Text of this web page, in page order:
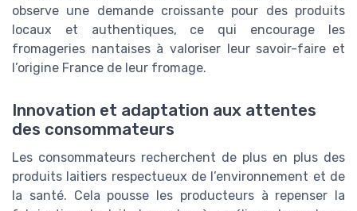
observe une demande croissante pour des produits
locaux et authentiques, ce qui encourage les
fromageries nantaises à valoriser leur savoir-faire et
l’origine France de leur fromage.
Innovation et adaptation aux attentes
des consommateurs
Les consommateurs recherchent de plus en plus des
produits laitiers respectueux de l’environnement et de
la santé. Cela pousse les producteurs à repenser la